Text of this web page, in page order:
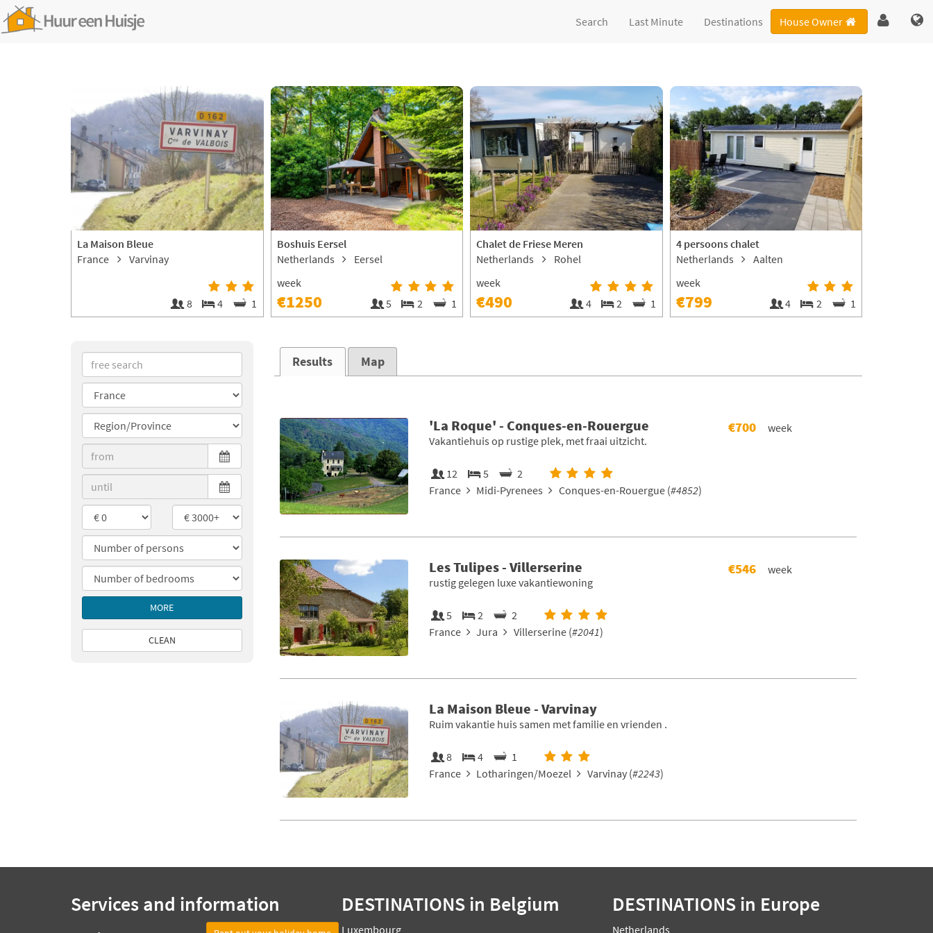
House Owner
Search Last Minute Destinations
La Maison Bleue
France
Varvinay
8 4 1
Boshuis Eersel
Netherlands
Eersel
week
€1250 5 2 1
Chalet de Friese Meren
Netherlands
Rohel
week
€490 4 2 1
4 persoons chalet
Netherlands
Aalten
week
€799 4 2 1
MORE
CLEAN
Results Map
'La Roque' - Conques-en-Rouergue
Vakantiehuis op rustige plek, met fraai uitzicht.
12 5
2
France
Midi-Pyrenees Conques-en-Rouergue (#4852)
€700 week
Les Tulipes - Villerserine
rustig gelegen luxe vakantiewoning
5 2
2
France
Jura Villerserine (#2041)
€546 week
La Maison Bleue - Varvinay
Ruim vakantie huis samen met familie en vrienden .
8 4
1
France
Lotharingen/Moezel Varvinay (#2243)
Services and information DESTINATIONSin Belgium
Luxembourg
DESTINATIONSin Europe
Netherlands